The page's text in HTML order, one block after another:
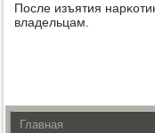
После изъятия
владельцам.
Главная